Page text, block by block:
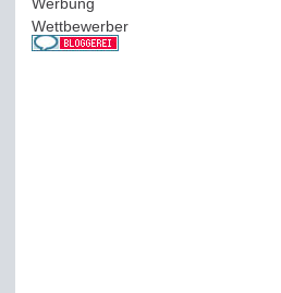
Wettbewerber(61)